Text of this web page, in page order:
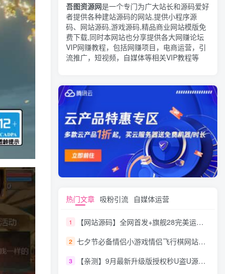
吾图资源网是一个专门为广大站长和源码爱好
者提供各种建站源码的网站,提供小程序源
码、网站源码,游戏源码,精品商业网站模版免
费下载,同时本网站也分享提供各大网赚论坛
VIP网赚教程，包括网赚项目，电商运营，引
流推广，短视频，自媒体等相关VIP教程等
热门文章 吸粉引流 自媒体运营
1 【网站源码】全网首发+旗舰28完美运营Java版高仿28圈+彩种丰富+机器人+眯牌
2 七夕节必备情侣小游戏情侣飞行棋网站源码
3 【亲测】9月最新升级版授权秒U盗U源码/四链盗U源码/自带提币接口